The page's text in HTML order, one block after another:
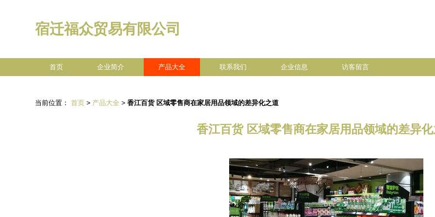
宿迁福众贸易有限公司
首页 企业简介 产品大全 联系我们 企业信息 访客留言
当前位置： 首页 > 产品大全 > 香江百货 区域零售商在家居用品领域的差异化之道
香江百货 区域零售商在家居用品领域的差异